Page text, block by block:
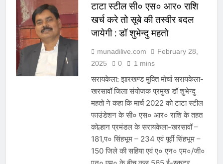
टाटा स्टील सी० एस० आर० राशि
खर्च करे तो सूबे की तस्वीर बदल
जायेगी : डॉ शुभेन्दु महतो
munadilive.com
February 28,
2025
0 1 mins
सरायकेला: झारखण्ड मुक्ति मोर्चा सरायकेला-
खरसावॉ जिला संयोजक प्रमुख डॉ शुभेन्दु
महतो ने कहा कि मार्च 2022 को टाटा स्टील
फाउंडेशन के सी० एस० आर० राशि के तहत
कोल्हान प्रमंडल के सरायकेला-खरसावॉ –
181,प० सिंहभूम – 234 एवं पूर्वी सिंहभूम –
150 जिले की सहिया एवं ए० एन० एम०/जी०